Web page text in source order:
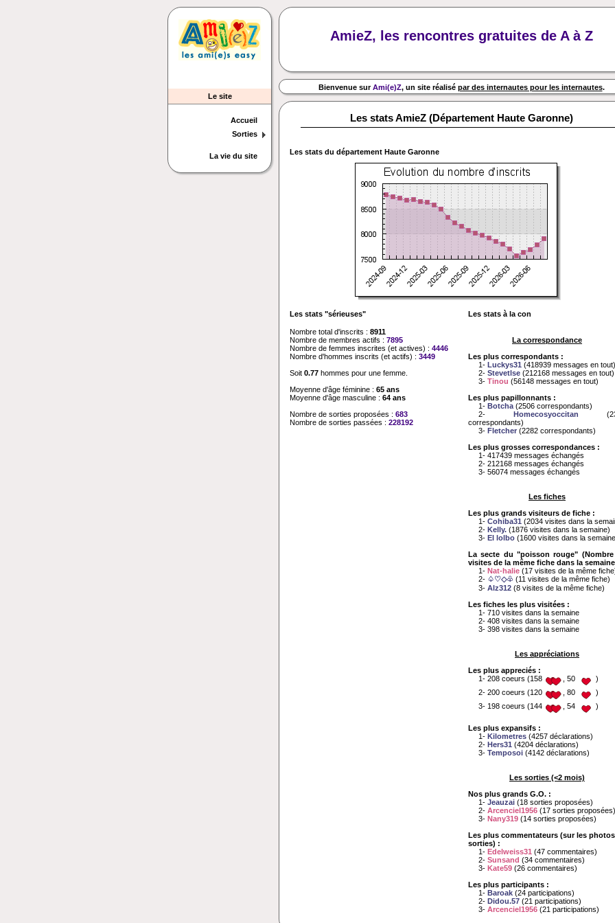
Le site
Accueil
Sorties
La vie du site
AmieZ, les rencontres gratuites de A à Z
Bienvenue surAmi(e)Z, un site réalisé par des internautes pour les internautes.
Les stats AmieZ (Département Haute Garonne)
Les stats du département Haute Garonne
Les stats "sérieuses" Les stats à la con
Nombre total d'inscrits : 8911
Nombre de membres actifs : 7895
Nombre de femmes inscrites (et actives) : 4446
Nombre d'hommes inscrits (et actifs) : 3449
Soit 0.77 hommes pour une femme.
Moyenne d'âge féminine : 65 ans
Moyenne d'âge masculine : 64 ans
Nombre de sorties proposées : 683
Nombre de sorties passées : 228192
La correspondance
Les plus correspondants :
1- Luckys31 (418939 messages en tout)
2- Stevetlse (212168 messages en tout)
3- Tinou (56148 messages en tout)
Les plus papillonnants :
1- Botcha (2506 correspondants)
2- Homecosyoccitan
correspondants)
3- Fletcher (2282 correspondants)
Les plus grosses correspondances :
1- 417439 messages échangés
2- 212168 messages échangés
3- 56074 messages échangés
Les fiches
Les plus grands visiteurs de fiche :
1- Cohiba31 (2034 visites dans la
2- Kelly. (1876 visites dans la semaine)
3- El lolbo (1600 visites dans la
La secte du "poisson rouge"
visites de la même fiche dans la
1- Nat-halie (17 visites de la même
2- ♤♡◇♧ (11 visites de la même fiche)
3- Alz312 (8 visites de la même fiche)
Les fiches les plus visitées :
1- 710 visites dans la semaine
2- 408 visites dans la semaine
3- 398 visites dans la semaine
Les appréciations
Les plus appreciés :
1- 208 coeurs (158
, 50
)
2- 200 coeurs (120
, 80
)
3- 198 coeurs (144
, 54 )
Les plus expansifs :
1- Kilometres (4257 déclarations)
2- Hers31 (4204 déclarations)
3- Temposoi (4142 déclarations)
Les sorties (<2 mois)
Nos plus grands G.O. :
1- Jeauzai (18 sorties proposées)
2- Arcenciel1956 (17 sorties proposées)
3- Nany319 (14 sorties proposées)
Les plus commentateurs (sur les
sorties) :
1- Edelweiss31 (47 commentaires)
2- Sunsand (34 commentaires)
3- Kate59 (26 commentaires)
Les plus participants :
1- Baroak (24 participations)
2- Didou.57 (21 participations)
3- Arcenciel1956 (21 participations)